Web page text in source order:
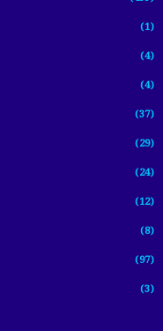
(1)
(4)
(4)
(37)
(29)
(24)
(12)
(8)
(97)
(3)